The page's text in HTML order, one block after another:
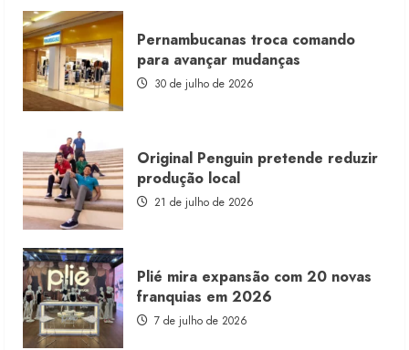
Morena
Rosa
lança
franquia
com
estoque
consignado
Pernambucanas troca comando
para avançar mudanças
30 de julho de 2026
Original Penguin pretende reduzir
produção local
21 de julho de 2026
Plié mira expansão com 20 novas
franquias em 2026
7 de julho de 2026